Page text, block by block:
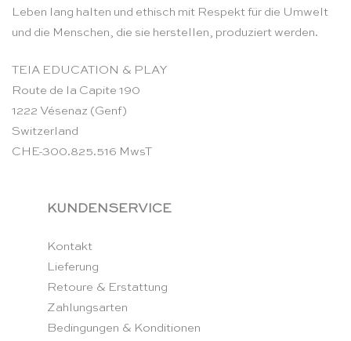
Leben lang halten und ethisch mit Respekt für die Umwelt
und die Menschen, die sie herstellen, produziert werden.
TEIA EDUCATION & PLAY
Route de la Capite 190
1222 Vésenaz (Genf)
Switzerland
CHE-300.825.516 MwsT
KUNDENSERVICE
Kontakt
Lieferung
Retoure & Erstattung
Zahlungsarten
Bedingungen & Konditionen